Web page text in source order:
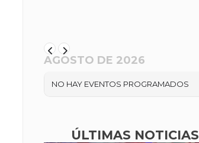
AGOSTO DE 2026
NO HAY EVENTOS PROGRAMADOS
ÚLTIMAS NOTICIAS